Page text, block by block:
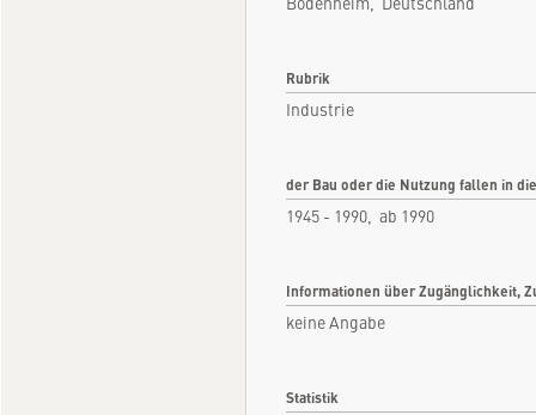
Rubrik
Industrie
der Bau oder die Nutzung fallen in
1945 - 1990, ab 1990
Informationen über Zugänglichkeit,
keine Angabe
Statistik